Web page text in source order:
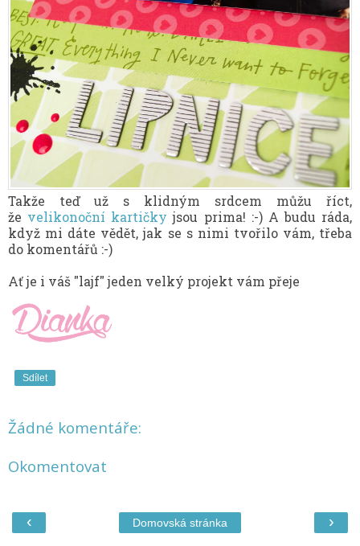
Takže teď už s klidným srdcem můžu říct,
že velikonoční kartičky jsou prima! :-) A budu ráda,
když mi dáte vědět, jak se s nimi tvořilo vám, třeba
do komentářů :-)
Ať je i váš "lajf" jeden velký projekt vám přeje
Sdílet
Žádné komentáře:
Okomentovat
‹ ›
Domovská stránka